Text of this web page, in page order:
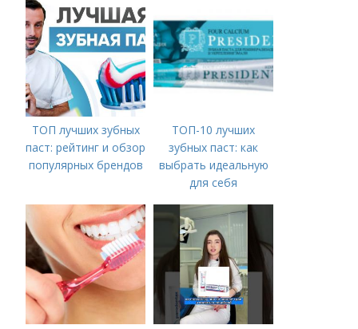
ТОП лучших зубных
паст: рейтинг и обзор
популярных брендов
ТОП-10 лучших
зубных паст: как
выбрать идеальную
для себя